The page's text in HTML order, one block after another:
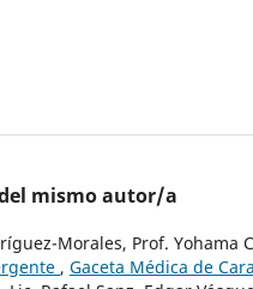
mismo autor/a
Morales, Prof. Yohama
, Gaceta Médica de